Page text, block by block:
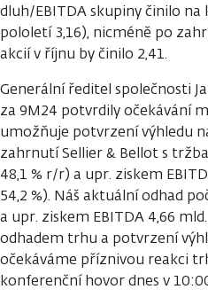
dluh/EBITDA skupiny činilo na
pololetí 3,16), nicméně po
akcií v říjnu by činilo 2,41.
Generální ředitel společnosti
za 9M24 potvrdily očekávání
umožňuje potvrzení výhledu
zahrnutí Sellier & Bellot s
48,1 % r/r) a upr. ziskem
54,2 %). Náš aktuální odhad
a upr. ziskem EBITDA 4,66
odhadem trhu a potvrzení
očekáváme příznivou reakci
konferenční hovor dnes v